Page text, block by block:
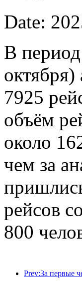
Date:
В
7925
объём
около
чем за
рейсов
800